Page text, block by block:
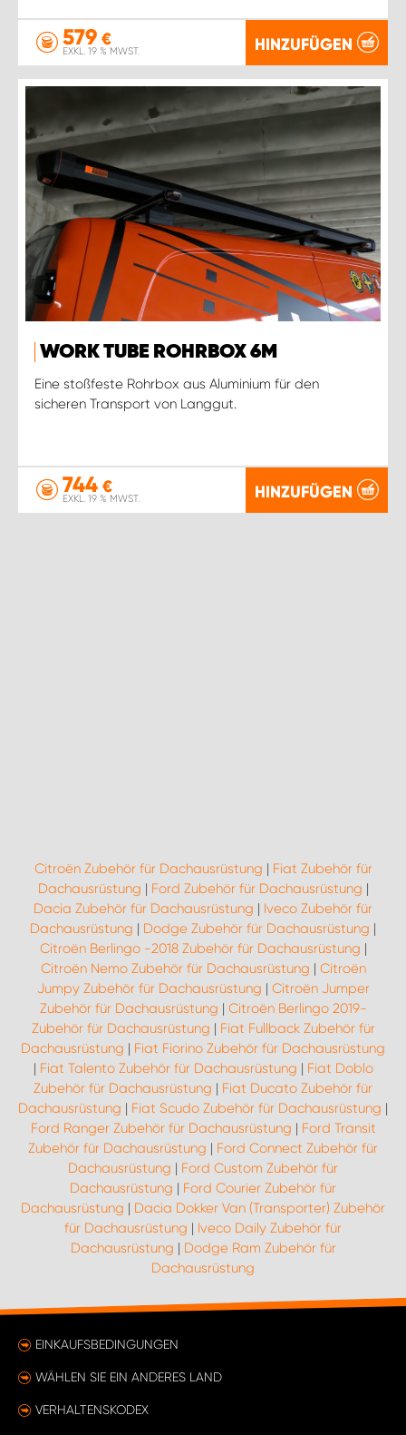
579 €
EXKL. 19 % MWST. HINZUFÜGEN
WORK TUBE ROHRBOX 6M
Eine stoßfeste Rohrbox aus Aluminium für den
sicheren Transport von Langgut.
744 €
EXKL. 19 % MWST. HINZUFÜGEN
Citroën Zubehör für Dachausrüstung | Fiat Zubehör für
Dachausrüstung | Ford Zubehör für Dachausrüstung |
Dacia Zubehör für Dachausrüstung | Iveco Zubehör für
Dachausrüstung | Dodge Zubehör für Dachausrüstung |
Citroën Berlingo -2018 Zubehör für Dachausrüstung |
Citroën Nemo Zubehör für Dachausrüstung | Citroën
Jumpy Zubehör für Dachausrüstung | Citroën Jumper
Zubehör für Dachausrüstung | Citroën Berlingo 2019-
Zubehör für Dachausrüstung | Fiat Fullback Zubehör für
Dachausrüstung | Fiat Fiorino Zubehör für Dachausrüstung
| Fiat Talento Zubehör für Dachausrüstung | Fiat Doblo
Zubehör für Dachausrüstung | Fiat Ducato Zubehör für
Dachausrüstung | Fiat Scudo Zubehör für Dachausrüstung |
Ford Ranger Zubehör für Dachausrüstung | Ford Transit
Zubehör für Dachausrüstung | Ford Connect Zubehör für
Dachausrüstung | Ford Custom Zubehör für
Dachausrüstung | Ford Courier Zubehör für
Dachausrüstung | Dacia Dokker Van (Transporter) Zubehör
für Dachausrüstung | Iveco Daily Zubehör für
Dachausrüstung | Dodge Ram Zubehör für
Dachausrüstung
EINKAUFSBEDINGUNGEN
WÄHLEN SIE EIN ANDERES LAND
VERHALTENSKODEX